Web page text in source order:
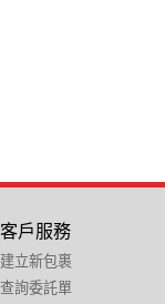
客戶服務
建立新包裹
查詢委託單